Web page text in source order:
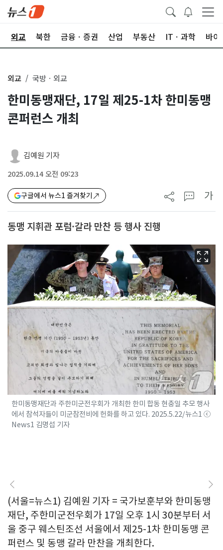
외교 북한 금융ㆍ증권 산업 부동산 ITㆍ과학 바이
외교 국방ㆍ외교
한미동맹재단, 17일 제25-1차 한미동맹
콘퍼런스 개최
김예원 기자
2025.09.14 오전 09:23
구글에서 뉴스1 즐겨찾기 가
동맹 지휘관 포럼·갈라 만찬 등 행사 진행
한미동맹재단과 주한미군전우회가 개최한 한미 합동 현충일 추모 행사
에서 참석자들이 미군참전비에 헌화를 하고 있다. 2025.5.22/뉴스1 ⓒ
News1 김명섭 기자
(서울=뉴스1) 김예원 기자 = 국가보훈부와 한미동맹
재단, 주한미군전우회가 17일 오후 1시 30분부터 서
울 중구 웨스틴조선 서울에서 제25-1차 한미동맹 콘
퍼런스 및 동맹 갈라 만찬을 개최한다.